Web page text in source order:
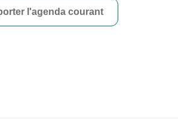
l'agenda courant